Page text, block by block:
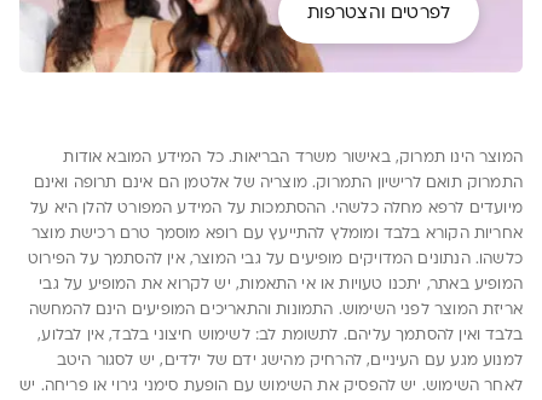
לפרטים והצטרפות
המוצר הינו תמרוק, באישור משרד הבריאות. כל המידע המובא אודות
התמרוק תואם לרישיון התמרוק. מוצריה של אלטמן הם אינם תרופה ואינם
מיועדים לרפא מחלה כלשהי. ההסתמכות על המידע המפורט להלן היא על
אחריות הקורא בלבד ומומלץ להתייעץ עם רופא מוסמך טרם רכישת מוצר
כלשהו. הנתונים המדויקים מופיעים על גבי המוצר, אין להסתמך על הפירוט
המופיע באתר, יתכנו טעויות או אי התאמות, יש לקרוא את המופיע על גבי
אריזת המוצר לפני השימוש. התמונות והתאריכים המופיעים הינם להמחשה
בלבד ואין להסתמך עליהם. לתשומת לב: לשימוש חיצוני בלבד, אין לבלוע,
למנוע מגע עם העיניים, להרחיק מהישג ידם של ילדים, יש לסגור היטב
לאחר השימוש. יש להפסיק את השימוש עם הופעת סימני גירוי או פריחה. יש